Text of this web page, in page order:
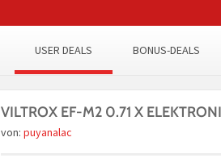
USER DEALS BONUS-DEALS
VILTROX EF-M2 0.71 X
von: puyanalac